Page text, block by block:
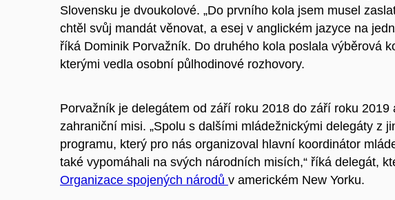
Slovensku je dvoukolové. „Do prvního kola jsem musel
chtěl svůj mandát věnovat, a esej v anglickém jazyce na
říká Dominik Porvažník. Do druhého kola poslala výběrová
kterými vedla osobní půlhodinové rozhovory.
Porvažník je delegátem od září roku 2018 do září roku 2019
zahraniční misi. „Spolu s dalšími mládežnickými delegáty z
programu, který pro nás organizoval hlavní koordinátor
také vypomáhali na svých národních misích,“ říká delegát,
Organizace spojených národů v americkém New Yorku.